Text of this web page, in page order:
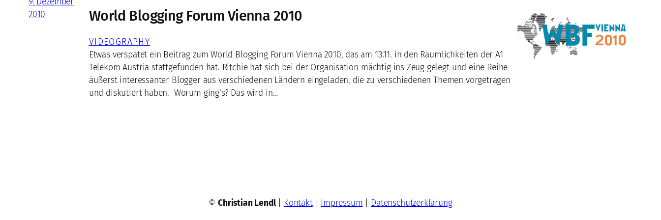
2010
World Blogging Forum Vienna 2010
VIDEOGRAPHY
Etwas verspätet ein Beitrag zum World Blogging Forum Vienna 2010, das am 13.11. in den Räumlichkeiten der A1
Telekom Austria stattgefunden hat. Ritchie hat sich bei der Organisation mächtig ins Zeug gelegt und eine Reihe
äußerst interessanter Blogger aus verschiedenen Ländern eingeladen, die zu verschiedenen Themen vorgetragen
und diskutiert haben. Worum ging’s? Das wird in…
©Christian Lendl| Kontakt| Impressum Datenschutzerklärung